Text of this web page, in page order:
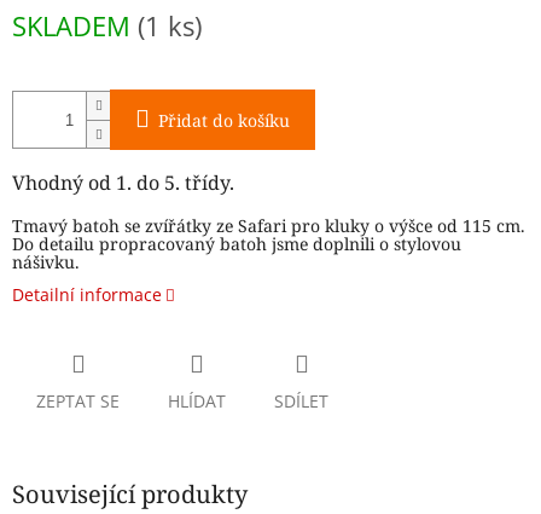
cena:
SKLADEM (1 ks)
Přidat do košíku
Vhodný od 1. do 5. třídy.
Tmavý batoh se zvířátky ze Safari pro kluky o výšce od 115 cm.
Do detailu propracovaný batoh jsme doplnili o stylovou
nášivku.
Detailní informace
ZEPTAT SE HLÍDAT SDÍLET
Související produkty